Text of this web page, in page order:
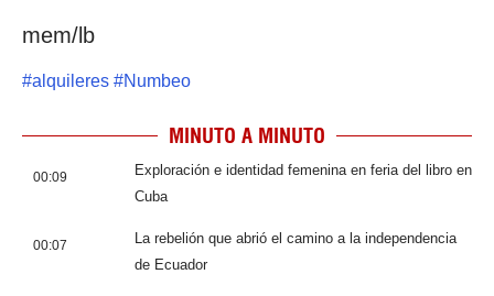
mem/lb
#alquileres #Numbeo
MINUTO A MINUTO
00:09
Exploración e identidad femenina en feria del libro en
Cuba
00:07
La rebelión que abrió el camino a la independencia
de Ecuador